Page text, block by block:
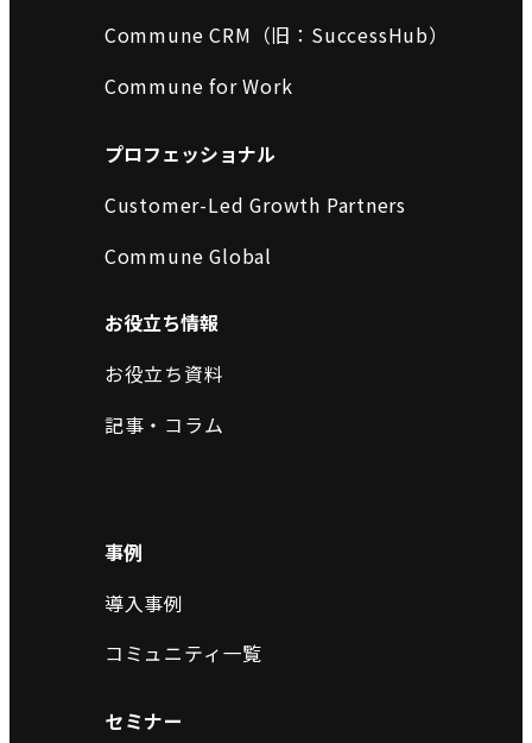
Commune CRM（旧：SuccessHub）
Commune for Work
プロフェッショナル
Customer-Led Growth Partners
Commune Global
お役立ち情報
お役立ち資料
記事・コラム
事例
導入事例
コミュニティ一覧
セミナー